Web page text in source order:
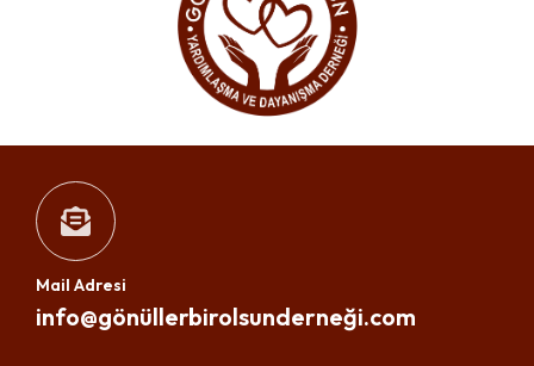
Mail Adresi
info@gönüllerbirolsunderneği.com